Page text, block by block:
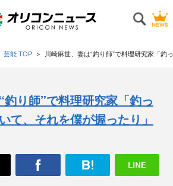
芸能 TOP 川崎麻世、妻は“釣り師”で料理研究家「
釣り師”で料理研究家「釣っ
て、それを僕が握ったり」